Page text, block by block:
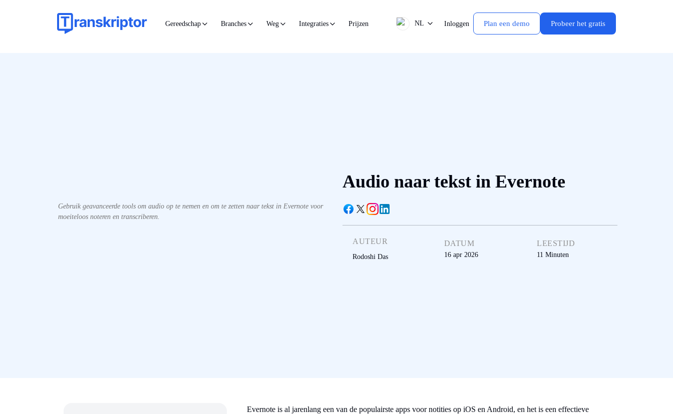
Gereedschap Branches Weg Integraties Prijzen NL Inloggen Plan een demo Probeer het gratis
Gebruik geavanceerde tools om audio op te nemen en om te zetten naar tekst in Evernote voor
moeiteloos noteren en transcriberen.
Audio naar tekst in Evernote
AUTEUR
Rodoshi Das
DATUM
16 apr 2026
LEESTIJD
11 Minuten
Evernote is al jarenlang een van de populairste apps voor notities op iOS en Android, en het is een effectieve